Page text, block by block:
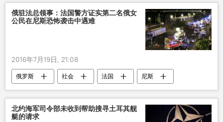
俄驻法总领事：法国警方证实第二名俄女
公民在尼斯恐怖袭击中遇难
2016年7月19日, 21:08
俄罗斯 社会 法国
尼斯
恐怖袭击
北约海军司令部未收到帮助搜寻土耳其舰
艇的请求